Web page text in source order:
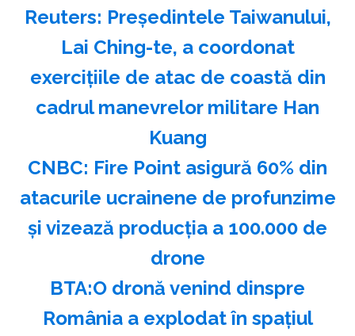
Reuters: Preşedintele Taiwanului,
Lai Ching-te, a coordonat
exerciţiile de atac de coastă din
cadrul manevrelor militare Han
Kuang
CNBC: Fire Point asigură 60% din
atacurile ucrainene de profunzime
şi vizează producţia a 100.000 de
drone
BTA:O dronă venind dinspre
România a explodat în spaţiul